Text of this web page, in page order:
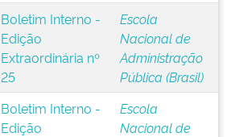
Boletim Interno -
Edição
Extraordinária nº
25
Escola
Nacional de
Administração
Pública (Brasil)
Boletim Interno -
Edição
Escola
Nacional de